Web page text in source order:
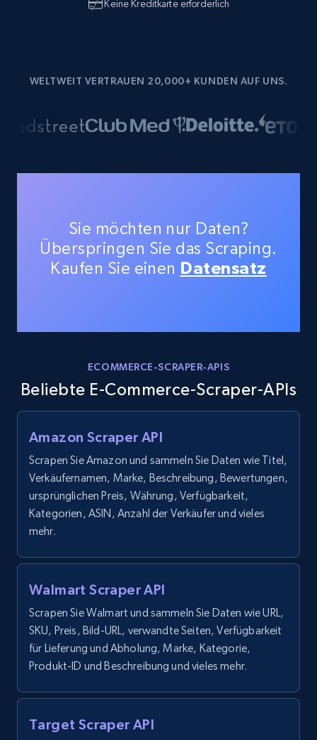
Keine Kreditkarte erforderlich
WELTWEIT VERTRAUEN 20,000+ KUNDEN AUF UNS.
Sie möchten nur Daten?
Überspringen Sie das Scraping.
Kaufen Sie einen Datensatz
ECOMMERCE-SCRAPER-APIS
Beliebte E-Commerce-Scraper-APIs
Amazon Scraper API
Scrapen Sie Amazon und sammeln Sie Daten wie Titel,
Verkäufernamen, Marke, Beschreibung, Bewertungen,
ursprünglichen Preis, Währung, Verfügbarkeit,
Kategorien, ASIN, Anzahl der Verkäufer und vieles
mehr.
Walmart Scraper API
Scrapen Sie Walmart und sammeln Sie Daten wie URL,
SKU, Preis, Bild-URL, verwandte Seiten, Verfügbarkeit
für Lieferung und Abholung, Marke, Kategorie,
Produkt-ID und Beschreibung und vieles mehr.
Target Scraper API